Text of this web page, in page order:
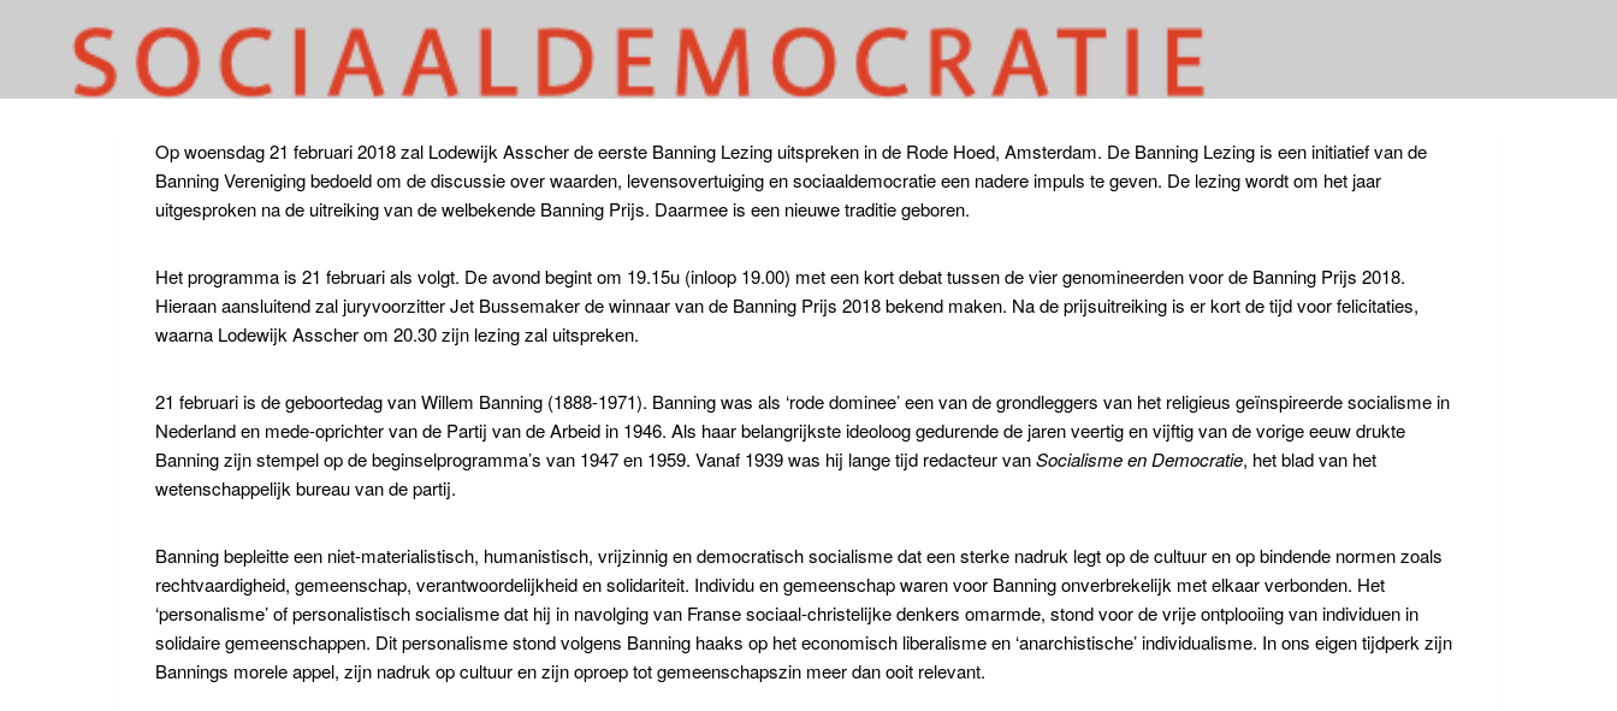
Op woensdag 21 februari 2018 zal Lodewijk Asscher de eerste Banning Lezing uitspreken in de Rode Hoed, Amsterdam. De Banning Lezing is een initiatief van de
Banning Vereniging bedoeld om de discussie over waarden, levensovertuiging en sociaaldemocratie een nadere impuls te geven. De lezing wordt om het jaar
uitgesproken na de uitreiking van de welbekende Banning Prijs. Daarmee is een nieuwe traditie geboren.
Het programma is 21 februari als volgt. De avond begint om 19.15u (inloop 19.00) met een kort debat tussen de vier genomineerden voor de Banning Prijs 2018.
Hieraan aansluitend zal juryvoorzitter Jet Bussemaker de winnaar van de Banning Prijs 2018 bekend maken. Na de prijsuitreiking is er kort de tijd voor felicitaties,
waarna Lodewijk Asscher om 20.30 zijn lezing zal uitspreken.
21 februari is de geboortedag van Willem Banning (1888-1971). Banning was als ‘rode dominee’ een van de grondleggers van het religieus geïnspireerde socialisme in
Nederland en mede-oprichter van de Partij van de Arbeid in 1946. Als haar belangrijkste ideoloog gedurende de jaren veertig en vijftig van de vorige eeuw drukte
Banning zijn stempel op de beginselprogramma’s van 1947 en 1959. Vanaf 1939 was hij lange tijd redacteur vanSocialisme en Democratie, het blad van het
wetenschappelijk bureau van de partij.
Banning bepleitte een niet-materialistisch, humanistisch, vrijzinnig en democratisch socialisme dat een sterke nadruk legt op de cultuur en op bindende normen zoals
rechtvaardigheid, gemeenschap, verantwoordelijkheid en solidariteit. Individu en gemeenschap waren voor Banning onverbrekelijk met elkaar verbonden. Het
‘personalisme’ of personalistisch socialisme dat hij in navolging van Franse sociaal-christelijke denkers omarmde, stond voor de vrije ontplooiing van individuen in
solidaire gemeenschappen. Dit personalisme stond volgens Banning haaks op het economisch liberalisme en ‘anarchistische’ individualisme. In ons eigen tijdperk zijn
Bannings morele appel, zijn nadruk op cultuur en zijn oproep tot gemeenschapszin meer dan ooit relevant.